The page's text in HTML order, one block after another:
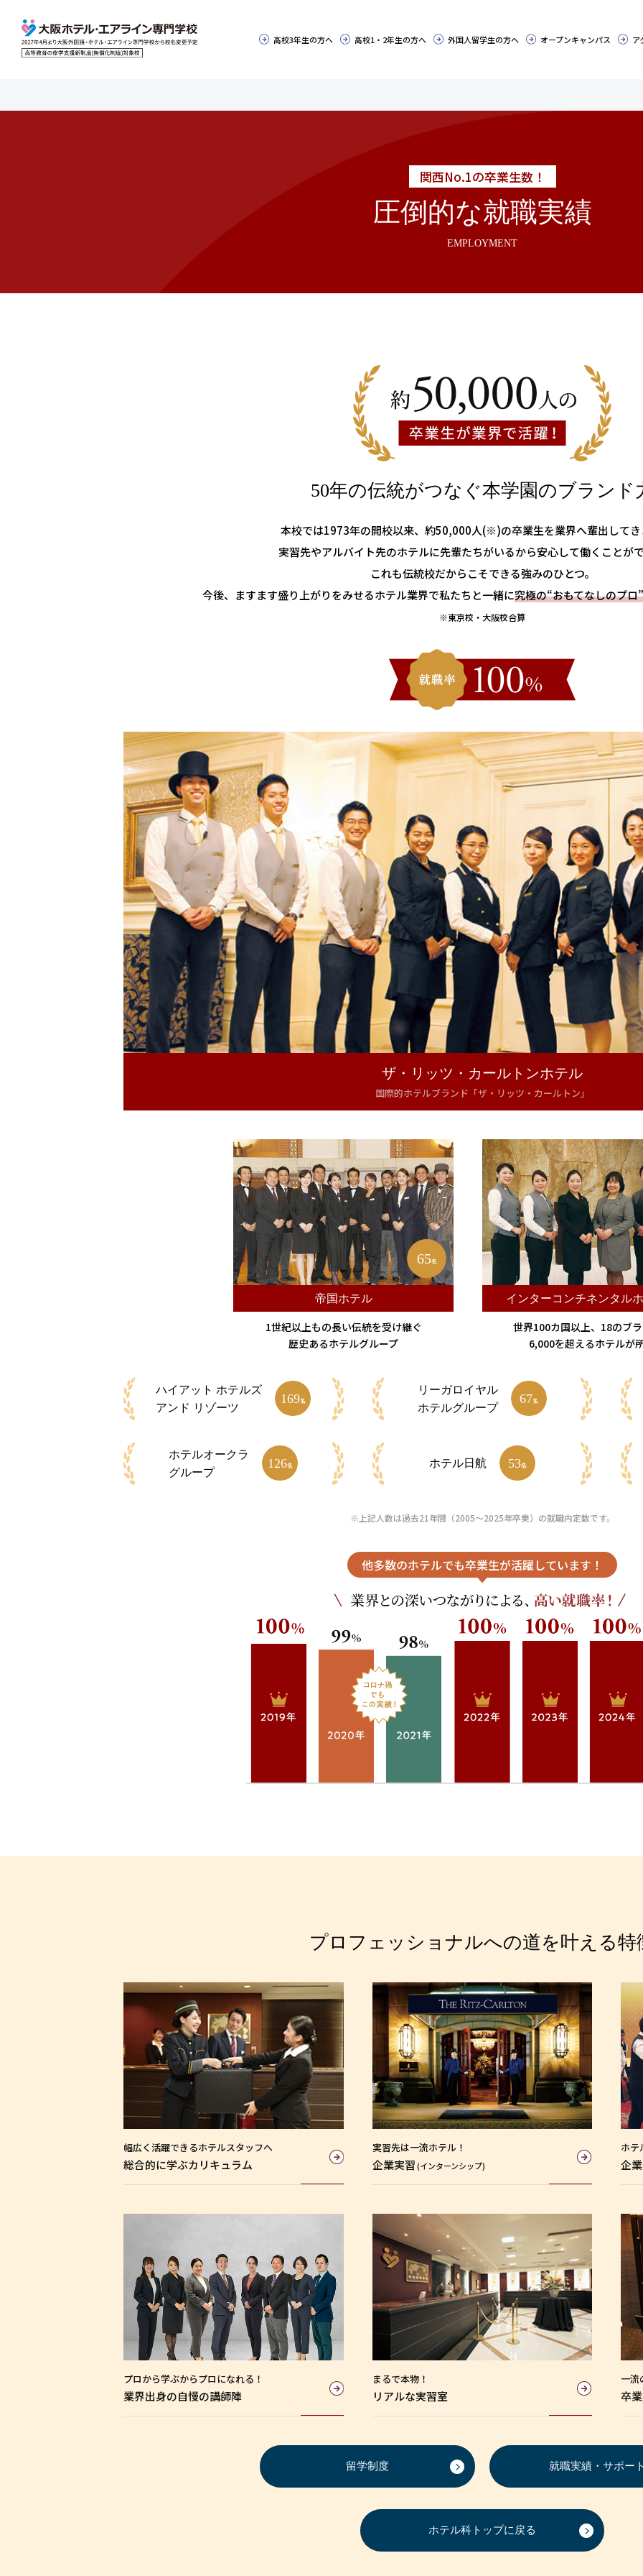
高校3年生の方へ 高校1・2年生の方へ 外国人留学生の方へ オープンキャンパス ア
関西No.1の卒業生数！
圧倒的な就職実績
EMPLOYMENT
50年の伝統がつなぐ本学園のブランド
本校では1973年の開校以来、約50,000人(※)の卒業生を業界へ輩出して
実習先やアルバイト先のホテルに先輩たちがいるから安心して働くことが
これも伝統校だからこそできる強みのひとつ。
今後、ますます盛り上がりをみせるホテル業界で私たちと一緒に究極の“おもてなしのプロ”
※東京校・大阪校合算
ザ・リッツ・カールトンホテル
国際的ホテルブランド「ザ・リッツ・カールトン」
65名
帝国ホテル
1世紀以上もの長い伝統を受け継ぐ
歴史あるホテルグループ
インターコンチネンタル
世界100カ国以上、18のブ
6,000を超えるホテルが
ハイアット ホテルズ
アンド リゾーツ
169名
リーガロイヤル
ホテルグループ
67名
ホテルオークラ
グループ
126名 ホテル日航 53名
※上記人数は過去21年間（2005～2025年卒業）の就職内定数です。
他多数のホテルでも卒業生が活躍しています！
プロフェッショナルへの道を叶える特
幅広く活躍できるホテルスタッフへ
総合的に学ぶカリキュラム
実習先は一流ホテル！
企業実習(インターンシップ)
ホテ
企業
プロから学ぶからプロになれる！
業界出身の自慢の講師陣
まるで本物！
リアルな実習室
一流
卒
留学制度 就職実績・サポー
ホテル科トップに戻る